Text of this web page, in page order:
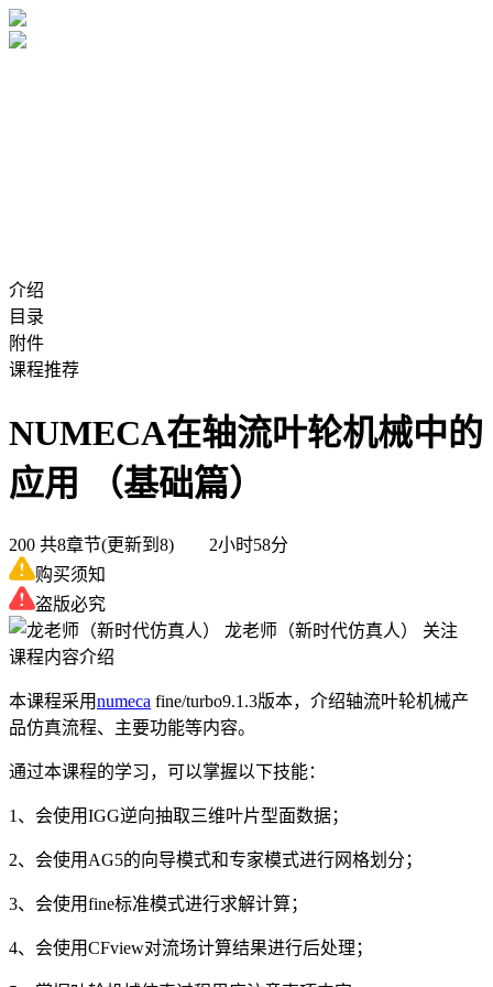
介绍
目录
附件
课程推荐
NUMECA在轴流叶轮机械中的
应用 （基础篇）
200 共8章节(更新到8) 2小时58分
购买须知
盗版必究
龙老师（新时代仿真人）
关注
课程内容介绍
本课程采用numeca fine/turbo9.1.3版本，介绍轴流叶轮机械产
品仿真流程、主要功能等内容。
通过本课程的学习，可以掌握以下技能：
1、会使用IGG逆向抽取三维叶片型面数据；
2、会使用AG5的向导模式和专家模式进行网格划分；
3、会使用fine标准模式进行求解计算；
4、会使用CFview对流场计算结果进行后处理；